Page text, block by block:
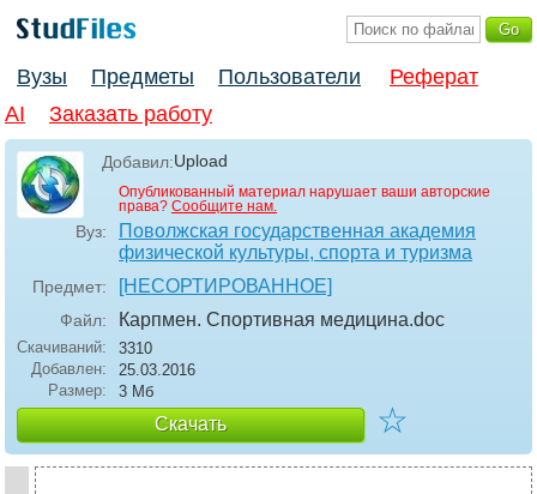
Вузы Предметы Пользователи
Реферат
AI
Заказать работу
Добавил:Upload
Опубликованный материал нарушает ваши авторские
права? Сообщите нам.
Вуз:
Поволжская государственная академия
физической культуры, спорта и туризма
Предмет: [НЕСОРТИРОВАННОЕ]
Файл: Карпмен. Спортивная медицина.doc
Скачиваний:
3310
Добавлен:
25.03.2016
Размер:
3 Мб
Скачать ☆